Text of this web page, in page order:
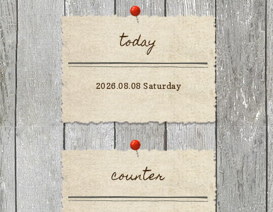
today
2026.08.08 Saturday
counter